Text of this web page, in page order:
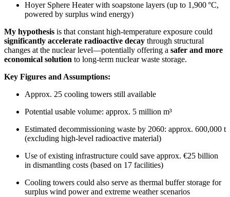
Hoyer Sphere Heater with soapstone layers (up to 1,900 °C,
powered by surplus wind energy)
My hypothesis is that constant high-temperature exposure could
significantly accelerate radioactive decay through structural
changes at the nuclear level—potentially offering a safer and more
economical solution to long-term nuclear waste storage.
Key Figures and Assumptions:
Approx. 25 cooling towers still available
Potential usable volume: approx. 5 million m³
Estimated decommissioning waste by 2060: approx. 600,000 t
(excluding high-level radioactive material)
Use of existing infrastructure could save approx. €25 billion
in dismantling costs (based on 17 facilities)
Cooling towers could also serve as thermal buffer storage for
surplus wind power and extreme weather scenarios